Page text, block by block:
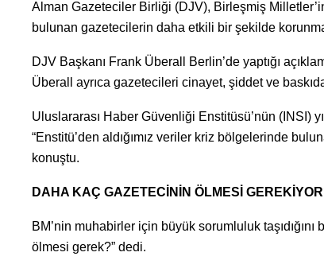
Alman Gazeteciler Birliği (DJV), Birleşmiş
bulunan gazetecilerin daha etkili bir şekilde
DJV Başkanı Frank Überall Berlin’de yaptığı
Überall ayrıca gazetecileri cinayet, şiddet ve
Uluslararası Haber Güvenliği Enstitüsü’nün (INSI)
“Enstitü’den aldığımız veriler kriz bölgelerinde
konuştu.
DAHA KAÇ GAZETECİNİN ÖLMESİ
BM’nin muhabirler için büyük sorumluluk
ölmesi gerek?” dedi.